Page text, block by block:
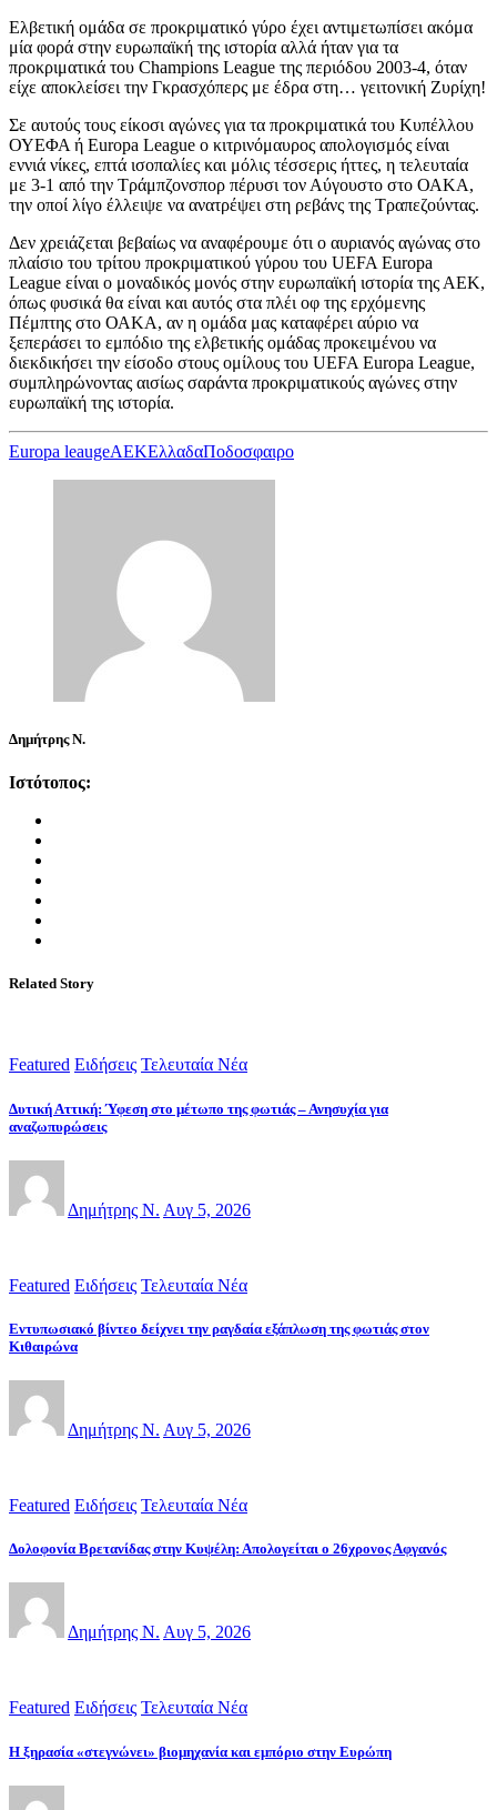
Ελβετική ομάδα σε προκριματικό γύρο έχει αντιμετωπίσει ακόμα
μία φορά στην ευρωπαϊκή της ιστορία αλλά ήταν για τα
προκριματικά του Champions League της περιόδου 2003-4, όταν
είχε αποκλείσει την Γκρασχόπερς με έδρα στη… γειτονική Ζυρίχη!
Σε αυτούς τους είκοσι αγώνες για τα προκριματικά του Κυπέλλου
ΟΥΕΦΑ ή Europa League ο κιτρινόμαυρος απολογισμός είναι
εννιά νίκες, επτά ισοπαλίες και μόλις τέσσερις ήττες, η τελευταία
με 3-1 από την Τράμπζονσπορ πέρυσι τον Αύγουστο στο ΟΑΚΑ,
την οποί λίγο έλλειψε να ανατρέψει στη ρεβάνς της Τραπεζούντας.
Δεν χρειάζεται βεβαίως να αναφέρουμε ότι ο αυριανός αγώνας στο
πλαίσιο του τρίτου προκριματικού γύρου του UEFA Europa
League είναι ο μοναδικός μονός στην ευρωπαϊκή ιστορία της ΑΕΚ,
όπως φυσικά θα είναι και αυτός στα πλέι οφ της ερχόμενης
Πέμπτης στο ΟΑΚΑ, αν η ομάδα μας καταφέρει αύριο να
ξεπεράσει το εμπόδιο της ελβετικής ομάδας προκειμένου να
διεκδικήσει την είσοδο στους ομίλους του UEFA Europa League,
συμπληρώνοντας αισίως σαράντα προκριματικούς αγώνες στην
ευρωπαϊκή της ιστορία.
Europa leaugeΑΕΚΕλλαδαΠοδοσφαιρο
Δημήτρης Ν.
Ιστότοπος:
Related Story
Featured Ειδήσεις Τελευταία Νέα
Δυτική Αττική: Ύφεση στο μέτωπο της φωτιάς – Ανησυχία για
αναζωπυρώσεις
Δημήτρης Ν. Αυγ 5, 2026
Featured Ειδήσεις Τελευταία Νέα
Εντυπωσιακό βίντεο δείχνει την ραγδαία εξάπλωση της φωτιάς στον
Κιθαιρώνα
Δημήτρης Ν. Αυγ 5, 2026
Featured Ειδήσεις Τελευταία Νέα
Δολοφονία Βρετανίδας στην Κυψέλη: Απολογείται ο 26χρονος Αφγανός
Δημήτρης Ν. Αυγ 5, 2026
Featured Ειδήσεις Τελευταία Νέα
Η ξηρασία «στεγνώνει» βιομηχανία και εμπόριο στην Ευρώπη